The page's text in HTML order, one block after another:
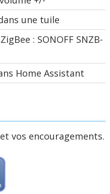
une tuile
: SONOFF SNZB-
Home Assistant
vos encouragements.